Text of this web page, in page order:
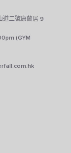
道二號康蘭居 9
(GYM